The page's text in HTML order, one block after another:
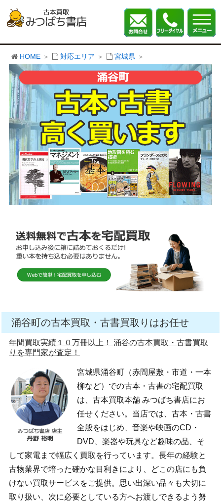
HOME 対応エリア 宮城県
涌谷町の古本買取・古書買取りはお任せ
年間買取実績１０万冊以上！ 涌谷の古本買取・古書買取
りを専門家が査定！
宮城県涌谷町（赤間屋敷・市道・一本
柳など）での古本・古書の宅配買取
は、古本買取本舗 みつばち書店にお
任せください。当店では、古本・古書
全般をはじめ、音楽や映画のCD・
DVD、楽器や玩具など趣味の品、そ
して家電まで幅広く買取を行っています。長年の経験と
古物業界で培った確かな目利きにより、どこの店にも負
けない買取サービスをご提供。思い出深い品々も大切に
取り扱い、次に必要としている方へお渡しできるよう努